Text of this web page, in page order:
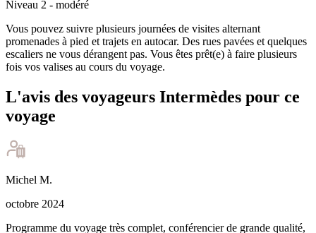
Niveau 2 - modéré
Vous pouvez suivre plusieurs journées de visites alternant
promenades à pied et trajets en autocar. Des rues pavées et quelques
escaliers ne vous dérangent pas. Vous êtes prêt(e) à faire plusieurs
fois vos valises au cours du voyage.
L'avis des voyageurs Intermèdes pour ce
voyage
Michel M.
octobre 2024
Programme du voyage très complet, conférencier de grande qualité,